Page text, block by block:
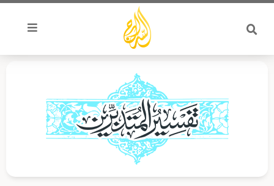
تخطي
المحتوى